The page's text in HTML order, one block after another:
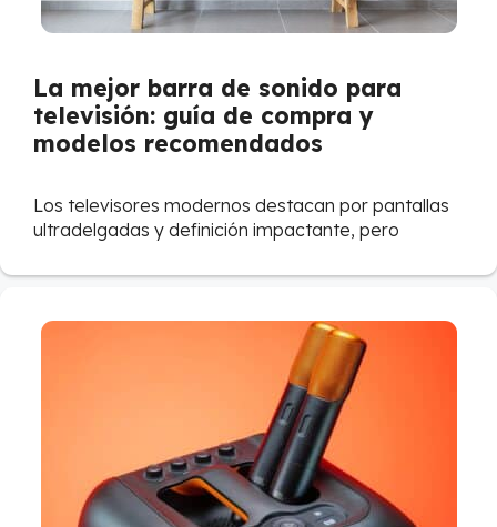
La mejor barra de sonido para
televisión: guía de compra y
modelos recomendados
Los televisores modernos destacan por pantallas
ultradelgadas y definición impactante, pero